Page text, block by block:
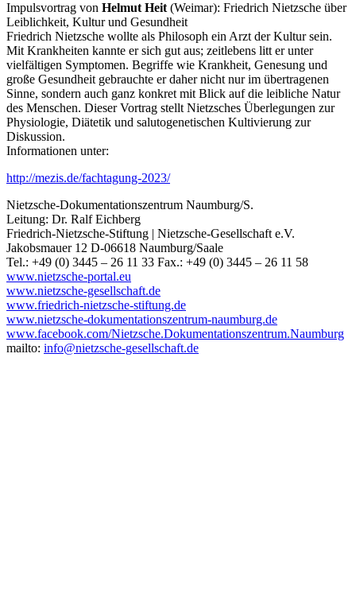
Impulsvortrag von Helmut Heit (Weimar): Friedrich Nietzsche über
Leiblichkeit, Kultur und Gesundheit
Friedrich Nietzsche wollte als Philosoph ein Arzt der Kultur sein.
Mit Krankheiten kannte er sich gut aus; zeitlebens litt er unter
vielfältigen Symptomen. Begriffe wie Krankheit, Genesung und
große Gesundheit gebrauchte er daher nicht nur im übertragenen
Sinne, sondern auch ganz konkret mit Blick auf die leibliche Natur
des Menschen. Dieser Vortrag stellt Nietzsches Überlegungen zur
Physiologie, Diätetik und salutogenetischen Kultivierung zur
Diskussion.
Informationen unter:
http://mezis.de/fachtagung-2023/
Nietzsche-Dokumentationszentrum Naumburg/S.
Leitung: Dr. Ralf Eichberg
Friedrich-Nietzsche-Stiftung | Nietzsche-Gesellschaft e.V.
Jakobsmauer 12 D-06618 Naumburg/Saale
Tel.: +49 (0) 3445 – 26 11 33 Fax.: +49 (0) 3445 – 26 11 58
www.nietzsche-portal.eu
www.nietzsche-gesellschaft.de
www.friedrich-nietzsche-stiftung.de
www.nietzsche-dokumentationszentrum-naumburg.de
www.facebook.com/Nietzsche.Dokumentationszentrum.Naumburg
mailto: info@nietzsche-gesellschaft.de